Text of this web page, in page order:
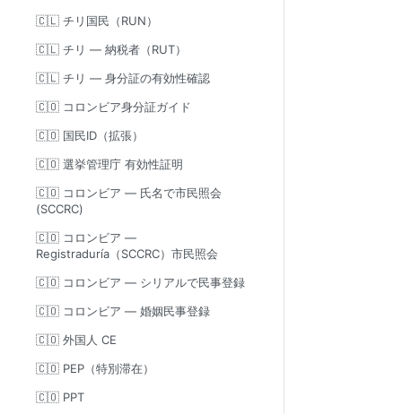
🇨🇱 チリ国民（RUN）
🇨🇱 チリ — 納税者（RUT）
🇨🇱 チリ — 身分証の有効性確認
🇨🇴 コロンビア身分証ガイド
🇨🇴 国民ID（拡張）
🇨🇴 選挙管理庁 有効性証明
🇨🇴 コロンビア — 氏名で市民照会
(SCCRC)
🇨🇴 コロンビア —
Registraduría（SCCRC）市民照会
🇨🇴 コロンビア — シリアルで民事登録
🇨🇴 コロンビア — 婚姻民事登録
🇨🇴 外国人 CE
🇨🇴 PEP（特別滞在）
🇨🇴 PPT